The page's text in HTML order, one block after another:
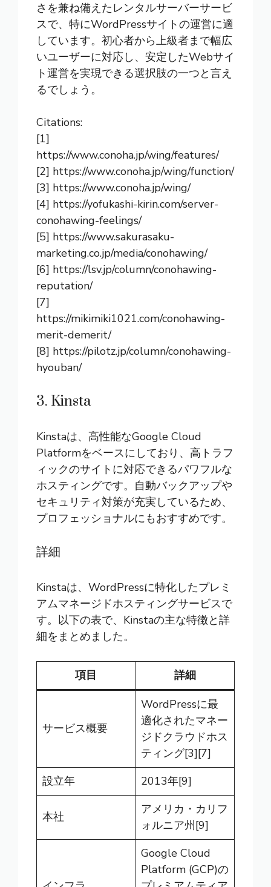
さを兼ね備えたレンタルサーバーサービ
スで、特にWordPressサイトの運営に適
しています。初心者から上級者まで幅広
いユーザーに対応し、安定したWebサイ
ト運営を実現できる選択肢の一つと言え
るでしょう。
Citations:
[1]
https://www.conoha.jp/wing/features/
[2] https://www.conoha.jp/wing/function/
[3] https://www.conoha.jp/wing/
[4] https://yofukashi-kirin.com/server-
conohawing-feelings/
[5] https://www.sakurasaku-
marketing.co.jp/media/conohawing/
[6] https://lsv.jp/column/conohawing-
reputation/
[7]
https://mikimiki1021.com/conohawing-
merit-demerit/
[8] https://pilotz.jp/column/conohawing-
hyouban/
3. Kinsta
Kinstaは、高性能なGoogle Cloud
Platformをベースにしており、高トラフ
ィックのサイトに対応できるパワフルな
ホスティングです。自動バックアップや
セキュリティ対策が充実しているため、
プロフェッショナルにもおすすめです。
詳細
Kinstaは、WordPressに特化したプレミ
アムマネージドホスティングサービスで
す。以下の表で、Kinstaの主な特徴と詳
細をまとめました。
項目 詳細
サービス概要
WordPressに最
適化されたマネー
ジドクラウドホス
ティング[3][7]
設立年
2013年[9]
本社
アメリカ・カリフ
ォルニア州[9]
Google Cloud
Platform (GCP)の